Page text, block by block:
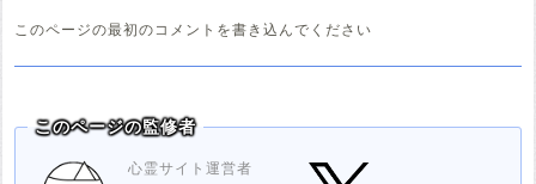
このページの最初のコメントを書き込んでください
このページの監修者
心霊サイト運営者